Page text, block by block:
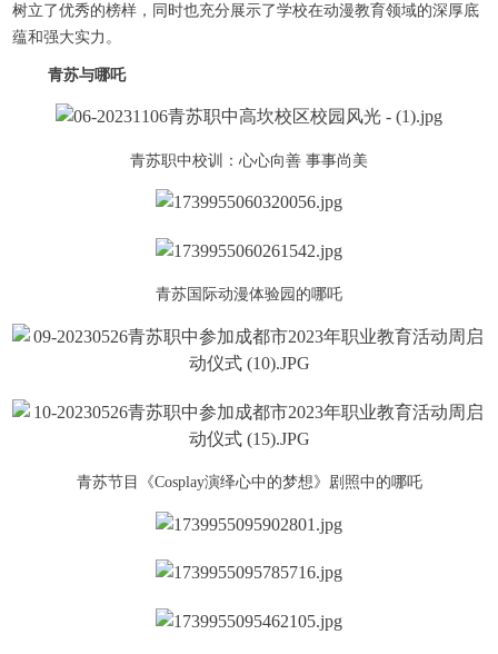
树立了优秀的榜样，同时也充分展示了学校在动漫教育领域的深厚底
蕴和强大实力。
青苏与哪吒
青苏职中校训：心心向善 事事尚美
青苏国际动漫体验园的哪吒
青苏节目《Cosplay演绎心中的梦想》剧照中的哪吒